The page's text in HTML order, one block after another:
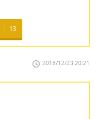
13
2018/12/23 20:21